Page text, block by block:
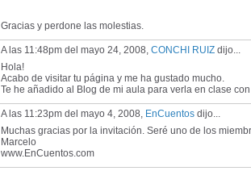
Gracias y perdone las molestias.
A las 11:48pm del mayo 24, 2008, CONCHI RUIZ dijo...
Hola!
Acabo de visitar tu página y me ha gustado mucho.
Te he añadido al Blog de mi aula para verla en clase
A las 11:23pm del mayo 4, 2008, EnCuentos dijo...
Muchas gracias por la invitación. Seré uno de los
Marcelo
www.EnCuentos.com